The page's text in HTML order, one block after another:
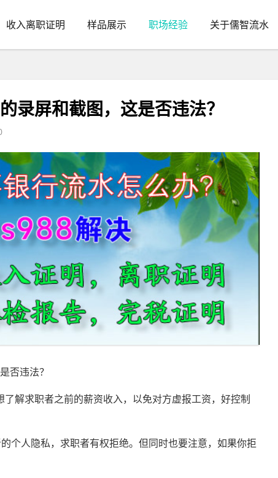
收入离职证明 样品展示 职场经验 关于儒智流水
录屏和截图，这是否违法？
否违法？
解求职者之前的薪资收入，以免对方虚报工资，好控制
人隐私，求职者有权拒绝。但同时也要注意，如果你拒